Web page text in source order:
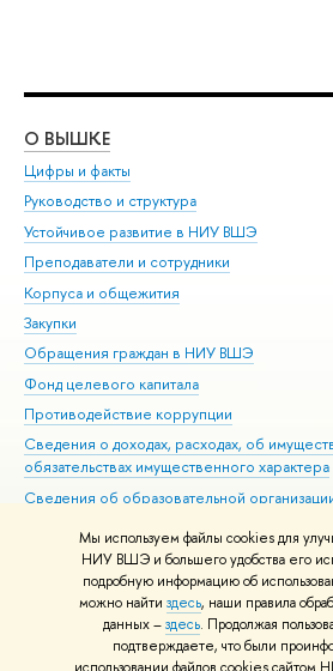
Мы используем файлы cookies для
НИУ ВШЭ и большего удобства его
подробную информацию об
можно найти здесь, наши правила
данных –здесь. Продолжая
подтверждаете, что были
О ВЫШКЕ
Цифры и факты
Руководство и структура
Устойчивое развитие в НИУ ВШЭ
Преподаватели и сотрудники
Корпуса и общежития
Закупки
Обращения граждан в НИУ ВШЭ
Фонд целевого капитала
Противодействие коррупции
Сведения о доходах, расходах, об
обязательствах имущественного характера
Сведения об образовательной
Людям с ограниченными возможностями
Единая платежная страница
Работа в Вышке